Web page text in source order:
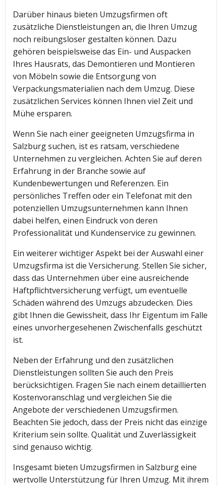
Darüber hinaus bieten Umzugsfirmen oft
zusätzliche Dienstleistungen an, die Ihren Umzug
noch reibungsloser gestalten können. Dazu
gehören beispielsweise das Ein- und Auspacken
Ihres Hausrats, das Demontieren und Montieren
von Möbeln sowie die Entsorgung von
Verpackungsmaterialien nach dem Umzug. Diese
zusätzlichen Services können Ihnen viel Zeit und
Mühe ersparen.
Wenn Sie nach einer geeigneten Umzugsfirma in
Salzburg suchen, ist es ratsam, verschiedene
Unternehmen zu vergleichen. Achten Sie auf deren
Erfahrung in der Branche sowie auf
Kundenbewertungen und Referenzen. Ein
persönliches Treffen oder ein Telefonat mit den
potenziellen Umzugsunternehmen kann Ihnen
dabei helfen, einen Eindruck von deren
Professionalität und Kundenservice zu gewinnen.
Ein weiterer wichtiger Aspekt bei der Auswahl einer
Umzugsfirma ist die Versicherung. Stellen Sie sicher,
dass das Unternehmen über eine ausreichende
Haftpflichtversicherung verfügt, um eventuelle
Schäden während des Umzugs abzudecken. Dies
gibt Ihnen die Gewissheit, dass Ihr Eigentum im Falle
eines unvorhergesehenen Zwischenfalls geschützt
ist.
Neben der Erfahrung und den zusätzlichen
Dienstleistungen sollten Sie auch den Preis
berücksichtigen. Fragen Sie nach einem detaillierten
Kostenvoranschlag und vergleichen Sie die
Angebote der verschiedenen Umzugsfirmen.
Beachten Sie jedoch, dass der Preis nicht das einzige
Kriterium sein sollte. Qualität und Zuverlässigkeit
sind genauso wichtig.
Insgesamt bieten Umzugsfirmen in Salzburg eine
wertvolle Unterstützung für Ihren Umzug. Mit ihrem